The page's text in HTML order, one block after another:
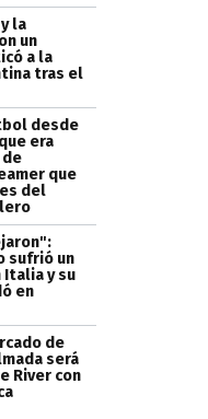
la
un
a la
tras el
desde
era
que
del
sufrió un
y su
en
de
será
River con